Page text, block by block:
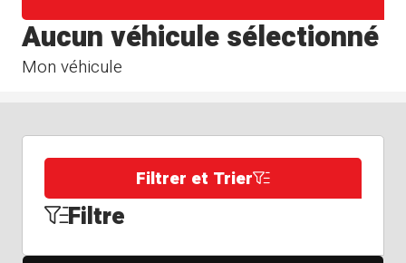
Mon véhicule
Aucun véhicule sélectionné
Filtrer et Trier
Filtre